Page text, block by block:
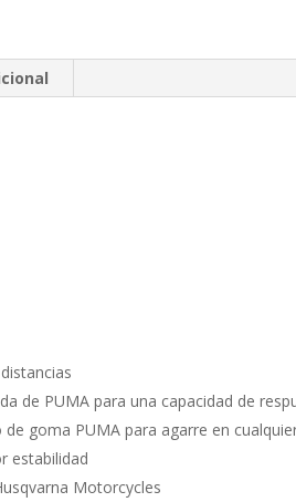
de PUMA para una capacidad de
goma PUMA para agarre en
estabilidad
Motorcycles